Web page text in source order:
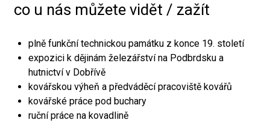
co u nás můžete vidět / zažít
plně funkční technickou památku z konce 19. století
expozici k dějinám železářství na Podbrdsku a
hutnictví v Dobřívě
kovářskou výheň a předváděcí pracoviště kovářů
kovářské práce pod buchary
ruční práce na kovadlině